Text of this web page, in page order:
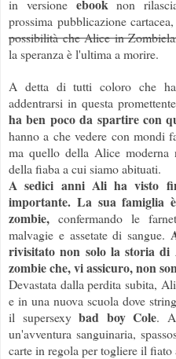
in versione ebooknon
prossima pubblicazione
possibilità che Alice in
la speranza è l'ultima a morire.
A detta di tutti coloro che
addentrarsi in questa
ha ben poco da spartire con
hanno a che vedere con mondi
ma quello della Alice
della fiaba a cui siamo abituati.
A sedici anni Ali ha visto
importante. La sua famiglia
zombie, confermando le
malvagie e assetate di sangue.
rivisitato non solo la storia
zombie che, vi assicuro, non
Devastata dalla perdita subita,
e in una nuova scuola dove
il supersexy bad boy Cole.
un'avventura sanguinaria,
carte in regola per togliere il fiato